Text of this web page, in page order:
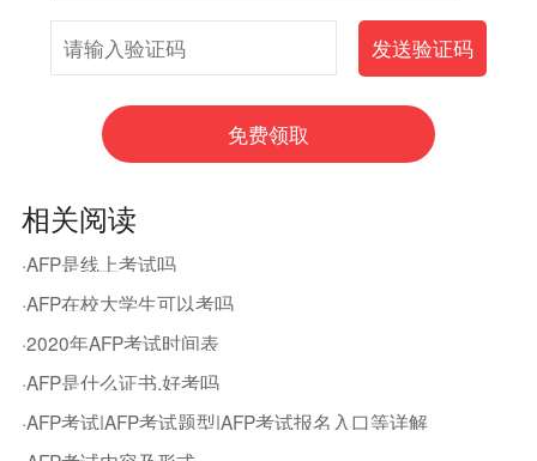
相关阅读
·AFP是线上考试吗
·AFP在校大学生可以考吗
·2020年AFP考试时间表
·AFP是什么证书,好考吗
·AFP考试|AFP考试题型|AFP考试报名入口等详解